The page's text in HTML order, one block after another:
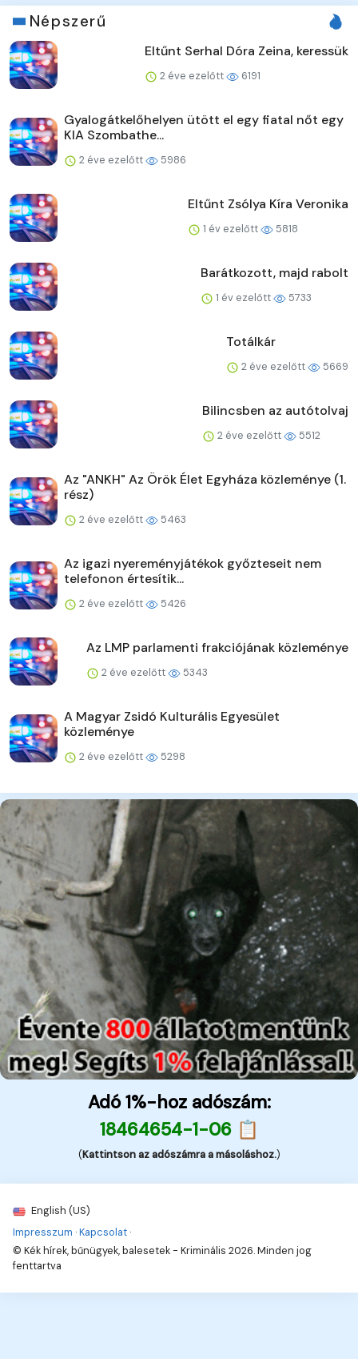
Népszerű
Eltűnt Serhal Dóra Zeina, keressük
2 éve ezelőtt 6191
Gyalogátkelőhelyen ütött el egy fiatal nőt egy
KIA Szombathe...
2 éve ezelőtt 5986
Eltűnt Zsólya Kíra Veronika
1 év ezelőtt 5818
Barátkozott, majd rabolt
1 év ezelőtt 5733
Totálkár
2 éve ezelőtt 5669
Bilincsben az autótolvaj
2 éve ezelőtt 5512
Az "ANKH" Az Örök Élet Egyháza közleménye (1.
rész)
2 éve ezelőtt 5463
Az igazi nyereményjátékok győzteseit nem
telefonon értesítik...
2 éve ezelőtt 5426
Az LMP parlamenti frakciójának közleménye
2 éve ezelőtt 5343
A Magyar Zsidó Kulturális Egyesület
közleménye
2 éve ezelőtt 5298
Adó 1%-hoz adószám:
18464654-1-06 📋
(Kattintson az adószámra a másoláshoz.)
English (US)
Impresszum ·Kapcsolat ·
© Kék hírek, bűnügyek, balesetek - Kriminális 2026. Minden jog
fenttartva